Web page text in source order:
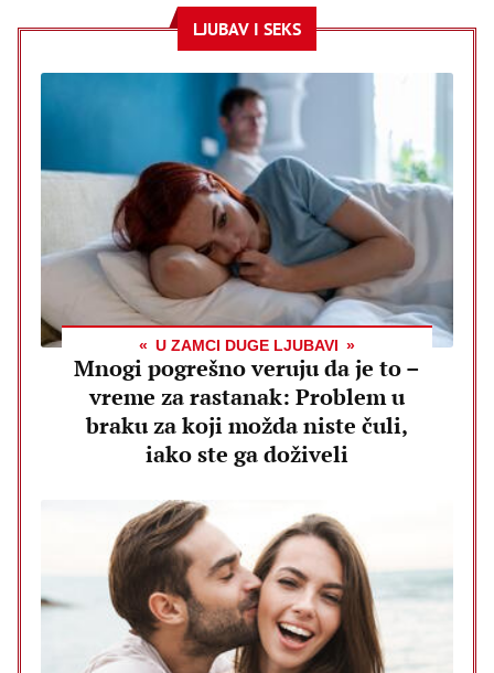
LJUBAV I SEKS
U ZAMCI DUGE LJUBAVI
Mnogi pogrešno veruju da je to –
vreme za rastanak: Problem u
braku za koji možda niste čuli,
iako ste ga doživeli